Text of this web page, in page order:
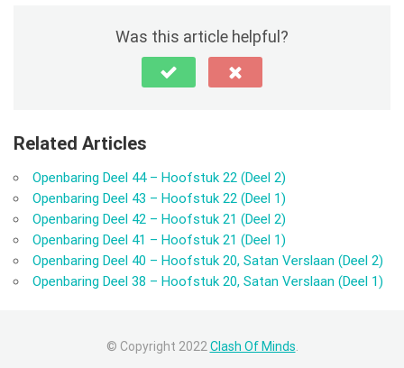
Was this article helpful?
Related Articles
Openbaring Deel 44 – Hoofstuk 22 (Deel 2)
Openbaring Deel 43 – Hoofstuk 22 (Deel 1)
Openbaring Deel 42 – Hoofstuk 21 (Deel 2)
Openbaring Deel 41 – Hoofstuk 21 (Deel 1)
Openbaring Deel 40 – Hoofstuk 20, Satan Verslaan (Deel 2)
Openbaring Deel 38 – Hoofstuk 20, Satan Verslaan (Deel 1)
© Copyright 2022 Clash Of Minds